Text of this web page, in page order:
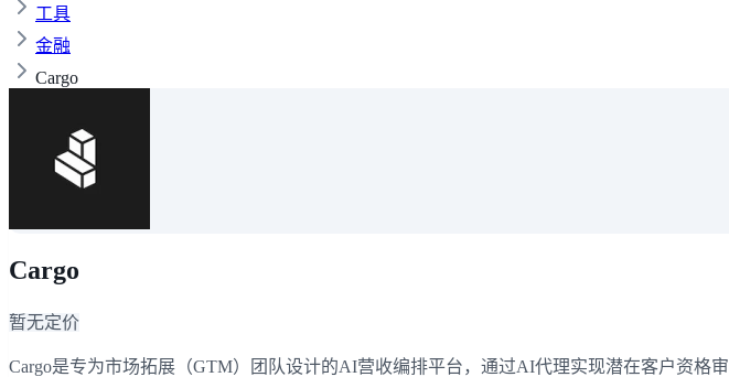
工具
金融
Cargo
Cargo
暂无定价
Cargo是专为市场拓展（GTM）团队设计的AI营收编排平台，通过AI代理实现潜在客户资格